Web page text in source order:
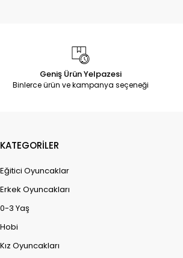
Geniş Ürün Yelpazesi
Binlerce ürün ve kampanya seçeneği
KATEGORİLER
Eğitici Oyuncaklar
Erkek Oyuncakları
0-3 Yaş
Hobi
Kız Oyuncakları